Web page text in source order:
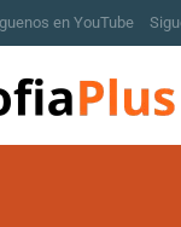
en YouTube